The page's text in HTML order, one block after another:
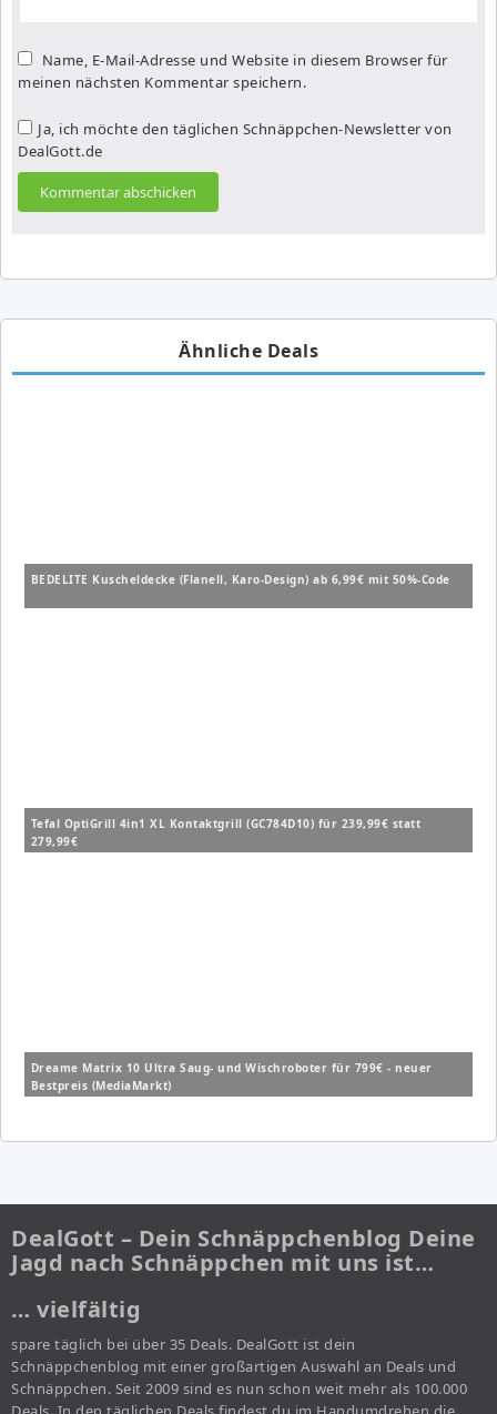
Name, E-Mail-Adresse und Website in diesem Browser für
meinen nächsten Kommentar speichern.
Ja, ich möchte den täglichen Schnäppchen-Newsletter von
DealGott.de
Ähnliche Deals
BEDELITE Kuscheldecke (Flanell, Karo-Design) ab 6,99€ mit 50%-Code
Tefal OptiGrill 4in1 XL Kontaktgrill (GC784D10) für 239,99€ statt
279,99€
Dreame Matrix 10 Ultra Saug- und Wischroboter für 799€ - neuer
Bestpreis (MediaMarkt)
DealGott – Dein Schnäppchenblog Deine
Jagd nach Schnäppchen mit uns ist…
… vielfältig
spare täglich bei über 35 Deals. DealGott ist dein
Schnäppchenblog mit einer großartigen Auswahl an Deals und
Schnäppchen. Seit 2009 sind es nun schon weit mehr als 100.000